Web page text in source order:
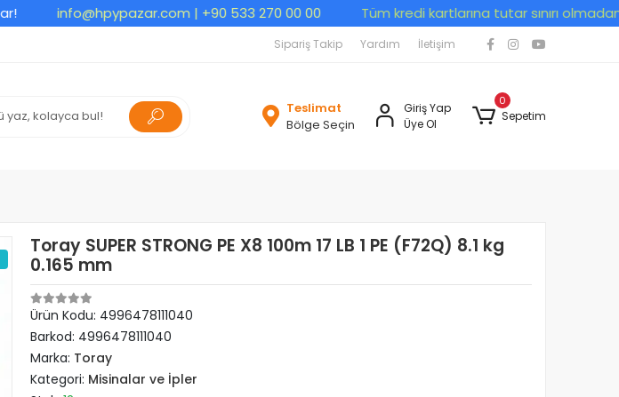
info@hpypazar.com| +90 533 270 00 00 Tüm kredi kartlarına tutar sınırı olmadan
Sipariş Takip Yardım İletişim
Teslimat
Bölge Seçin
Giriş Yap
Üye Ol
0
Sepetim
Toray SUPER STRONG PE X8 100m 17 LB 1 PE (F72Q) 8.1 kg
0.165 mm
Ürün Kodu: 4996478111040
Barkod: 4996478111040
Marka: Toray
Kategori: Misinalar ve İpler